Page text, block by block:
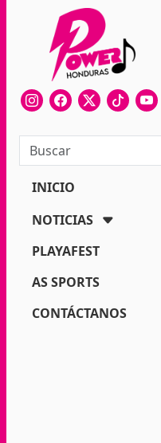
INICIO
NOTICIAS
PLAYAFEST
AS SPORTS
CONTÁCTANOS